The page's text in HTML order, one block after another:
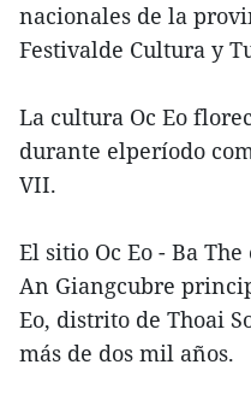
nacionales de la
Festivalde Cultura y
La cultura Oc Eo
durante elperíodo
VII.
El sitio Oc Eo - Ba
An Giangcubre
Eo, distrito de Thoai
más de dos mil años.